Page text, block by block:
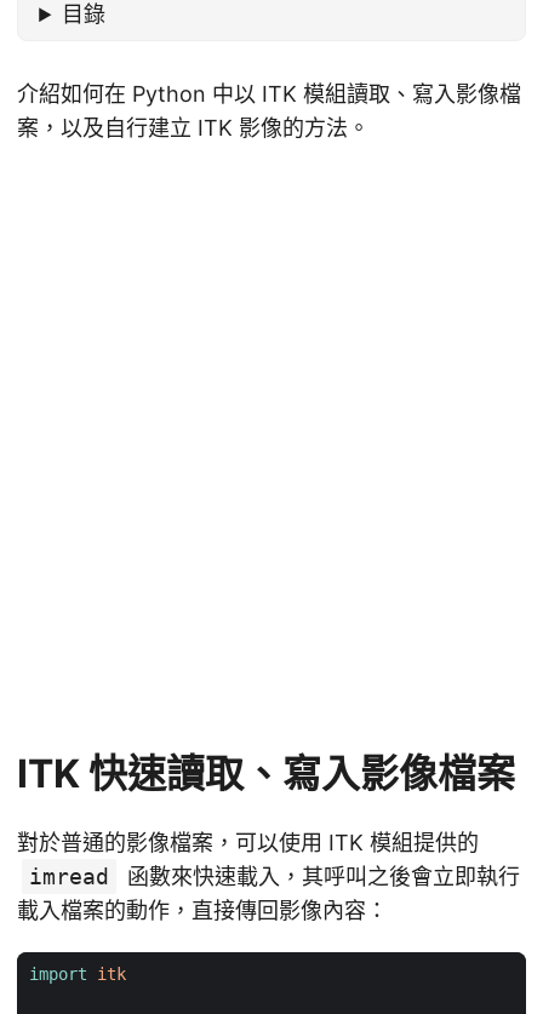
目錄
介紹如何在 Python 中以 ITK 模組讀取、寫入影像檔
案，以及自行建立 ITK 影像的方法。
ITK 快速讀取、寫入影像檔案
對於普通的影像檔案，可以使用 ITK 模組提供的
imread
函數來快速載入，其呼叫之後會立即執行
載入檔案的動作，直接傳回影像內容：
import itk